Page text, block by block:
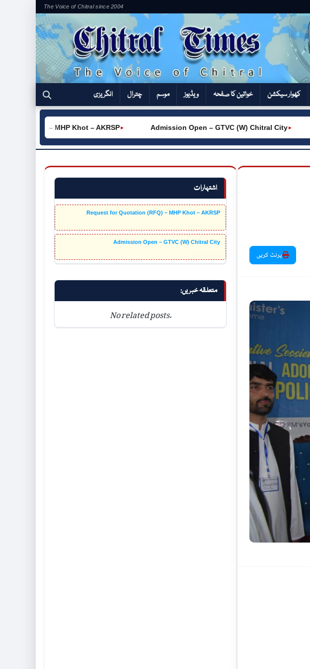
The Voice of Chitral since 2004
کھوار سیکشن‎ خواتین کا صفحہ ویڈیوز موسم چترال انگریزی
►
(RFQ) – MHP Khot – AKRSP ►
Admission Open – GTVC (W) Chitral City
اشتہارات
Request for Quotation (RFQ) – MHP Khot – AKRSP
Admission Open – GTVC (W) Chitral City
متعلقہ خبریں:
No related posts.
پرنٹ کریں